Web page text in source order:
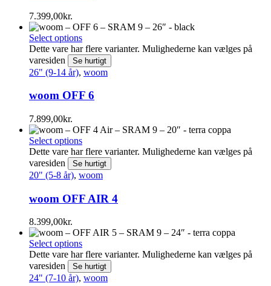
7.399,00kr.
Select options
Dette vare har flere varianter. Mulighederne kan vælges på
varesiden
Se hurtigt
26" (9-14 år), woom
woom OFF 6
7.899,00kr.
Select options
Dette vare har flere varianter. Mulighederne kan vælges på
varesiden
Se hurtigt
20" (5-8 år), woom
woom OFF AIR 4
8.399,00kr.
Select options
Dette vare har flere varianter. Mulighederne kan vælges på
varesiden
Se hurtigt
24" (7-10 år), woom